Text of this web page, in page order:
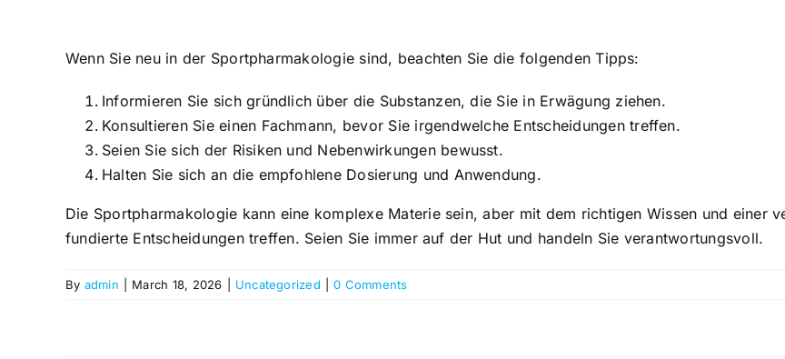
Wenn Sie neu in der Sportpharmakologie sind, beachten Sie die folgenden Tipps:
Informieren Sie sich gründlich über die Substanzen, die Sie in Erwägung ziehen.
Konsultieren Sie einen Fachmann, bevor Sie irgendwelche Entscheidungen treffen.
Seien Sie sich der Risiken und Nebenwirkungen bewusst.
Halten Sie sich an die empfohlene Dosierung und Anwendung.
Die Sportpharmakologie kann eine komplexe Materie sein, aber mit dem richtigen Wissen und einer
fundierte Entscheidungen treffen. Seien Sie immer auf der Hut und handeln Sie verantwortungsvoll.
By admin March 18, 2026 Uncategorized 0 Comments